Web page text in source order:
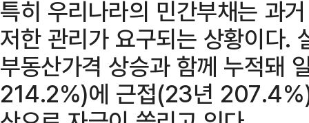
특히 우리나라의 민간부채는 과
저한 관리가 요구되는 상황이다.
부동산가격 상승과 함께 누적돼
214.2%)에 근접(23년 207.4%)